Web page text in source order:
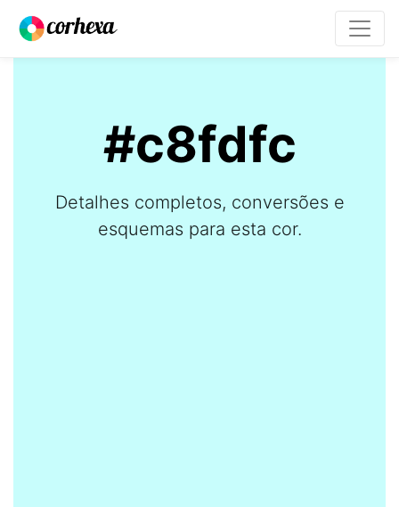
#c8fdfc
Detalhes completos, conversões e
esquemas para esta cor.